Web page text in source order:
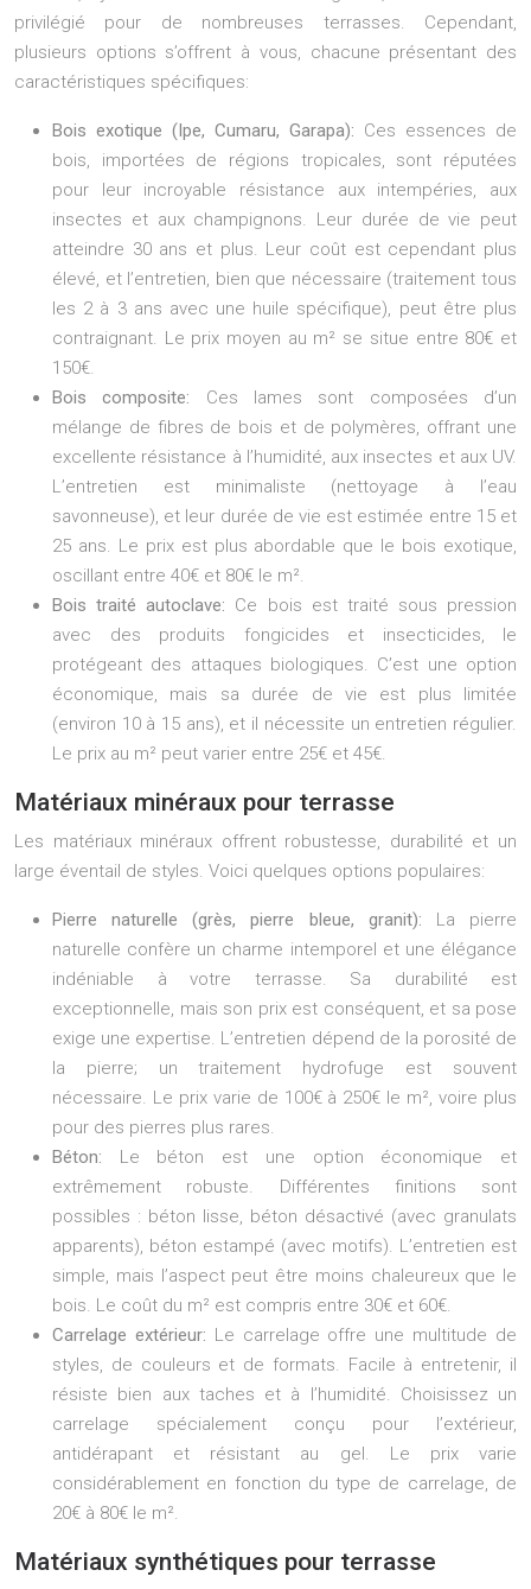
privilégié pour de nombreuses terrasses. Cependant,
plusieurs options s’offrent à vous, chacune présentant des
caractéristiques spécifiques:
Bois exotique (Ipe, Cumaru, Garapa): Ces essences de
bois, importées de régions tropicales, sont réputées
pour leur incroyable résistance aux intempéries, aux
insectes et aux champignons. Leur durée de vie peut
atteindre 30 ans et plus. Leur coût est cependant plus
élevé, et l’entretien, bien que nécessaire (traitement tous
les 2 à 3 ans avec une huile spécifique), peut être plus
contraignant. Le prix moyen au m² se situe entre 80€ et
150€.
Bois composite: Ces lames sont composées d’un
mélange de fibres de bois et de polymères, offrant une
excellente résistance à l’humidité, aux insectes et aux UV.
L’entretien est minimaliste (nettoyage à l’eau
savonneuse), et leur durée de vie est estimée entre 15 et
25 ans. Le prix est plus abordable que le bois exotique,
oscillant entre 40€ et 80€ le m².
Bois traité autoclave: Ce bois est traité sous pression
avec des produits fongicides et insecticides, le
protégeant des attaques biologiques. C’est une option
économique, mais sa durée de vie est plus limitée
(environ 10 à 15 ans), et il nécessite un entretien régulier.
Le prix au m² peut varier entre 25€ et 45€.
Matériaux minéraux pour terrasse
Les matériaux minéraux offrent robustesse, durabilité et un
large éventail de styles. Voici quelques options populaires:
Pierre naturelle (grès, pierre bleue, granit): La pierre
naturelle confère un charme intemporel et une élégance
indéniable à votre terrasse. Sa durabilité est
exceptionnelle, mais son prix est conséquent, et sa pose
exige une expertise. L’entretien dépend de la porosité de
la pierre; un traitement hydrofuge est souvent
nécessaire. Le prix varie de 100€ à 250€ le m², voire plus
pour des pierres plus rares.
Béton: Le béton est une option économique et
extrêmement robuste. Différentes finitions sont
possibles : béton lisse, béton désactivé (avec granulats
apparents), béton estampé (avec motifs). L’entretien est
simple, mais l’aspect peut être moins chaleureux que le
bois. Le coût du m² est compris entre 30€ et 60€.
Carrelage extérieur: Le carrelage offre une multitude de
styles, de couleurs et de formats. Facile à entretenir, il
résiste bien aux taches et à l’humidité. Choisissez un
carrelage spécialement conçu pour l’extérieur,
antidérapant et résistant au gel. Le prix varie
considérablement en fonction du type de carrelage, de
20€ à 80€ le m².
Matériaux synthétiques pour terrasse